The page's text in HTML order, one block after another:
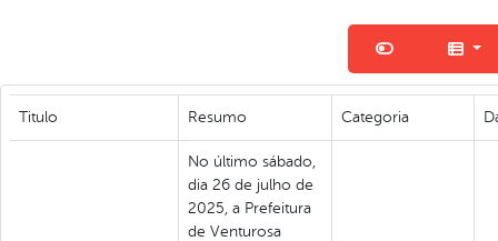
Titulo Resumo Categoria
No último sábado,
dia 26 de julho de
2025, a Prefeitura
de Venturosa